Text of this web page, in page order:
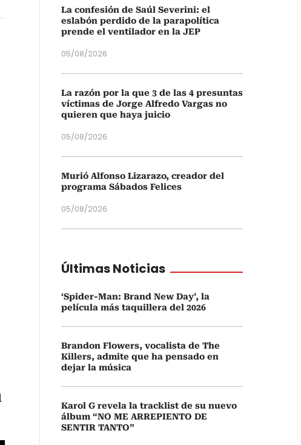
La confesión de Saúl Severini: el
eslabón perdido de la parapolítica
prende el ventilador en la JEP
05/08/2026
La razón por la que 3 de las 4 presuntas
víctimas de Jorge Alfredo Vargas no
quieren que haya juicio
05/08/2026
Murió Alfonso Lizarazo, creador del
programa Sábados Felices
05/08/2026
Últimas Noticias
‘Spider-Man: Brand New Day’, la
película más taquillera del 2026
Brandon Flowers, vocalista de The
Killers, admite que ha pensado en
dejar la música
Karol G revela la tracklist de su nuevo
álbum “NO ME ARREPIENTO DE
SENTIR TANTO”